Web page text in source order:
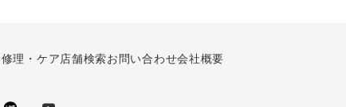
修理・ケア店舗検索お問い合わせ会社概要